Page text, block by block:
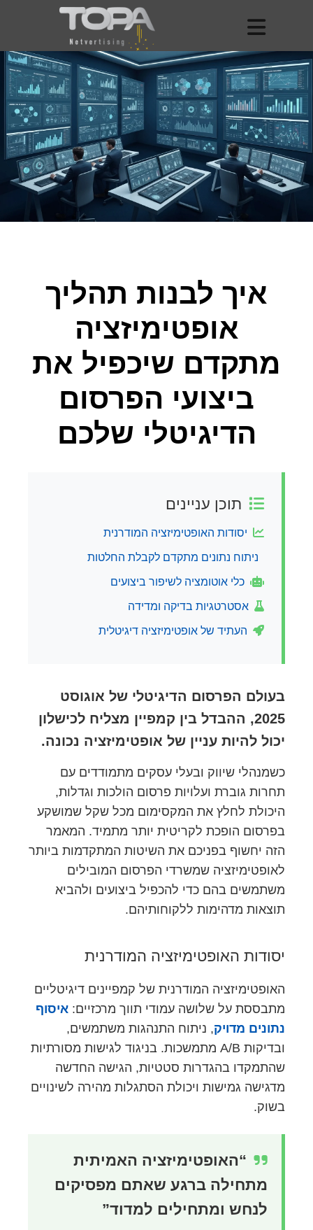
איך לבנות תהליך
אופטימיזציה
מתקדם שיכפיל את
ביצועי הפרסום
הדיגיטלי שלכם
תוכן עניינים
יסודות האופטימיזציה המודרנית
ניתוח נתונים מתקדם לקבלת החלטות
כלי אוטומציה לשיפור ביצועים
אסטרטגיות בדיקה ומדידה
העתיד של אופטימיזציה דיגיטלית
בעולם הפרסום הדיגיטלי של אוגוסט
2025, ההבדל בין קמפיין מצליח לכישלון
יכול להיות עניין של אופטימיזציה נכונה.
כשמנהלי שיווק ובעלי עסקים מתמודדים עם
תחרות גוברת ועלויות פרסום הולכות וגדלות,
היכולת לחלץ את המקסימום מכל שקל שמושקע
בפרסום הופכת לקריטית יותר מתמיד. המאמר
הזה יחשוף בפניכם את השיטות המתקדמות ביותר
לאופטימיזציה שמשרדי הפרסום המובילים
משתמשים בהם כדי להכפיל ביצועים ולהביא
תוצאות מדהימות ללקוחותיהם.
יסודות האופטימיזציה המודרנית
האופטימיזציה המודרנית של קמפיינים דיגיטליים
מתבססת על שלושה עמודי תווך מרכזיים: איסוף
נתונים מדויק, ניתוח התנהגות משתמשים,
ובדיקות A/B מתמשכות. בניגוד לגישות מסורתיות
שהתמקדו בהגדרות סטטיות, הגישה החדשה
מדגישה גמישות ויכולת הסתגלות מהירה לשינויים
בשוק.
“האופטימיזציה האמיתית
מתחילה ברגע שאתם מפסיקים
לנחש ומתחילים למדוד”